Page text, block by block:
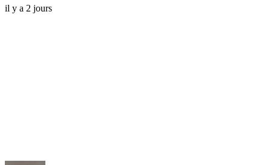
il y a 2 jours